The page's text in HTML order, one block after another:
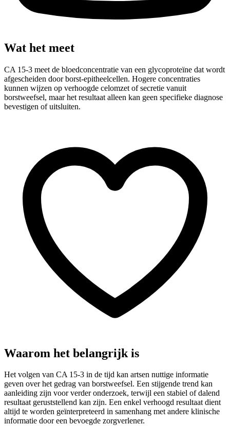
Wat het meet
CA 15-3 meet de bloedconcentratie van een glycoproteïne dat wordt
afgescheiden door borst-epitheelcellen. Hogere concentraties
kunnen wijzen op verhoogde celomzet of secretie vanuit
borstweefsel, maar het resultaat alleen kan geen specifieke diagnose
bevestigen of uitsluiten.
Waarom het belangrijk is
Het volgen van CA 15-3 in de tijd kan artsen nuttige informatie
geven over het gedrag van borstweefsel. Een stijgende trend kan
aanleiding zijn voor verder onderzoek, terwijl een stabiel of dalend
resultaat geruststellend kan zijn. Een enkel verhoogd resultaat dient
altijd te worden geïnterpreteerd in samenhang met andere klinische
informatie door een bevoegde zorgverlener.